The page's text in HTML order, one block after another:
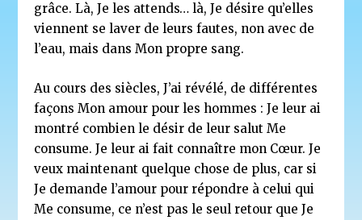
grâce. Là, Je les attends… là, Je désire qu’elles
viennent se laver de leurs fautes, non avec de
l’eau, mais dans Mon propre sang.
Au cours des siècles, J’ai révélé, de différentes
façons Mon amour pour les hommes : Je leur ai
montré combien le désir de leur salut Me
consume. Je leur ai fait connaître mon Cœur. Je
veux maintenant quelque chose de plus, car si
Je demande l’amour pour répondre à celui qui
Me consume, ce n’est pas le seul retour que Je